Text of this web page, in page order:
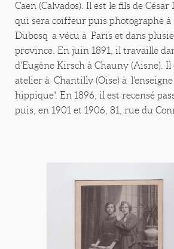
Caen (Calvados). Il est le fils de César
qui sera coiffeur puis photographe à
Dubosq a vécu à Paris et dans
province. En juin 1891, il travaille
d'Eugène Kirsch à Chauny (Aisne). Il
atelier à Chantilly (Oise) à
hippique". En 1896, il est recensé
puis, en 1901 et 1906, 81, rue du